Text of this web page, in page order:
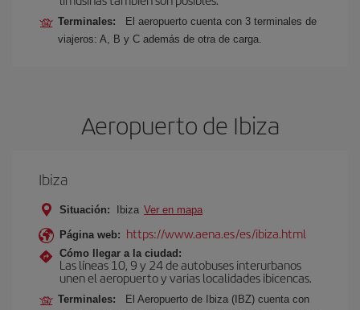
Terminales:
El aeropuerto cuenta con 3 terminales de
viajeros: A, B y C además de otra de carga.
Aeropuerto de Ibiza
Ibiza
Situación: Ibiza Ver en mapa
Página web: https://www.aena.es/es/ibiza.html
Cómo llegar a la ciudad:
Las líneas 10, 9 y 24 de autobuses interurbanos
unen el aeropuerto y varias localidades ibicencas.
Terminales:
El Aeropuerto de Ibiza (IBZ) cuenta con